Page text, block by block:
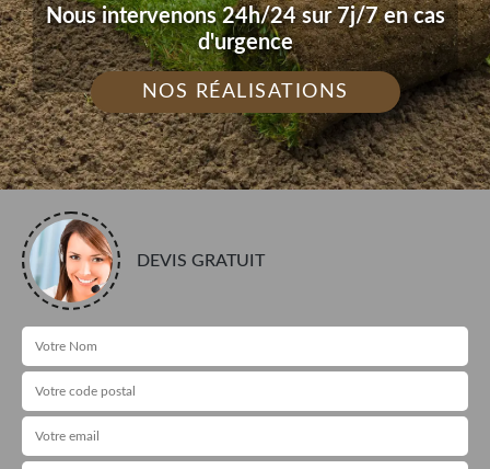
Nous intervenons 24h/24 sur 7j/7 en cas
d'urgence
NOS RÉALISATIONS
DEVIS GRATUIT